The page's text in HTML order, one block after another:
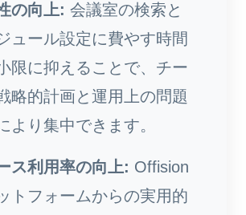
の向上: 会議室の検索と
ュール設定に費やす時間
限に抑えることで、チー
略的計画と運用上の問題
より集中できます。
ス利用率の向上: Offision
トフォームからの実用的